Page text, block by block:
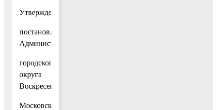
Утверждены
постановлением
Администрации
городского
округа
Воскресенск
Московской